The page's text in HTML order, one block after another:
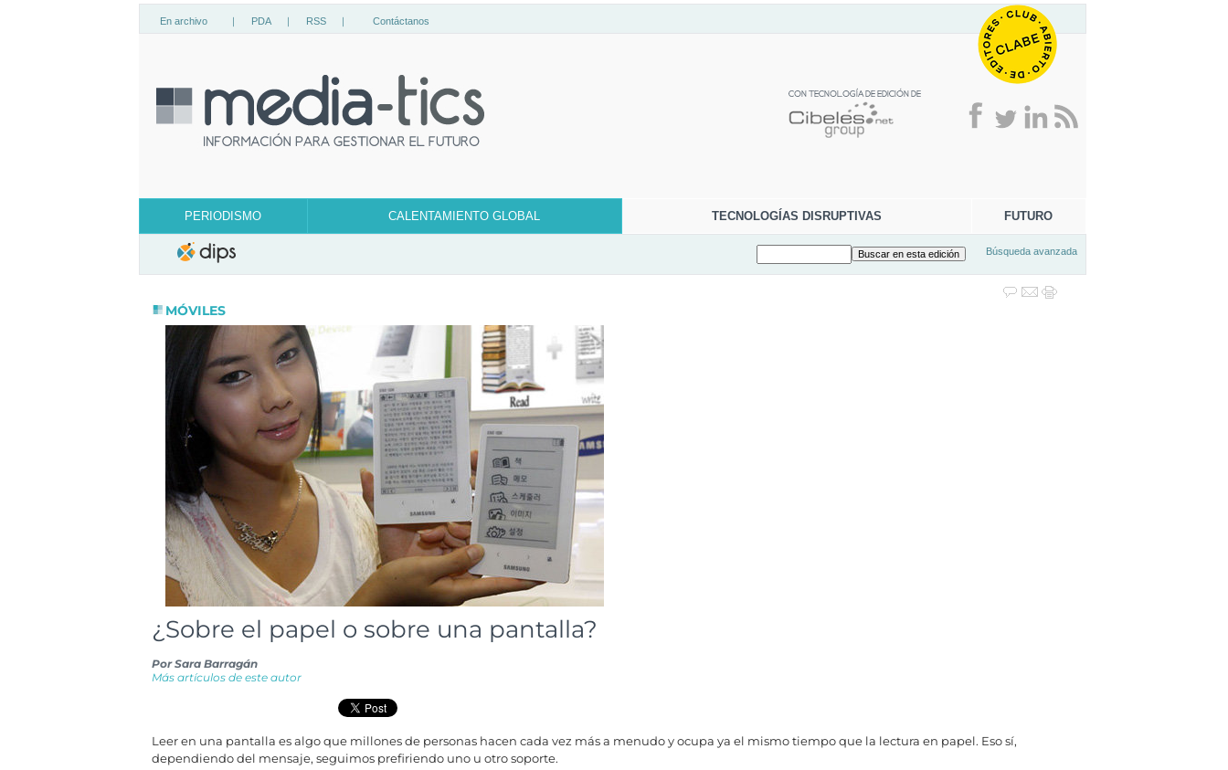
En archivo | PDA | RSS | Contáctanos
PERIODISMO CALENTAMIENTO GLOBAL TECNOLOGÍAS DISRUPTIVAS FUTURO
Búsqueda avanzada
MÓVILES
¿Sobre el papel o sobre una pantalla?
PorSara Barragán
Más artículos de este autor
Leer en una pantalla es algo que millones de personas hacen cada vez más a menudo y ocupa ya el mismo tiempo que la lectura en papel. Eso sí,
dependiendo del mensaje, seguimos prefiriendo uno u otro soporte.